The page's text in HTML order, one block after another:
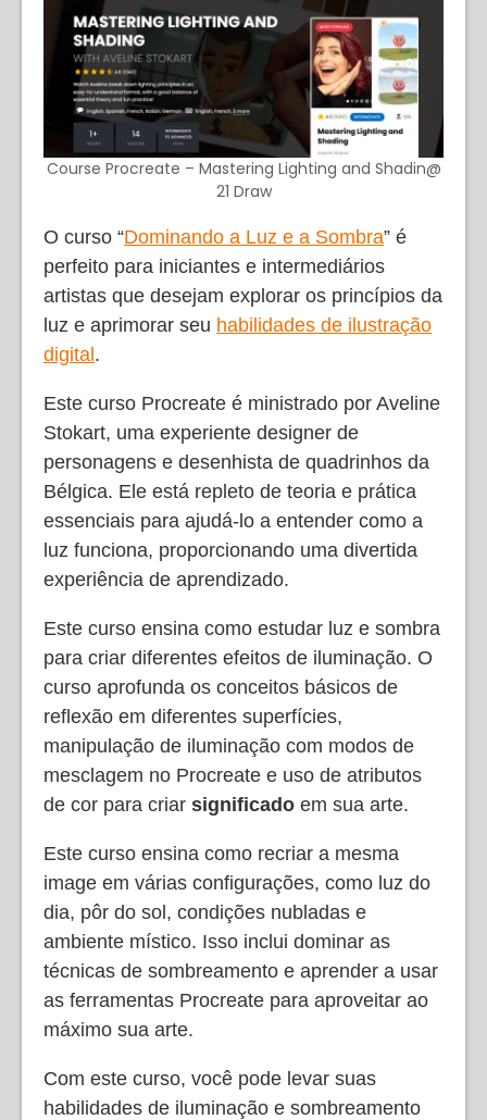
Course Procreate – Mastering Lighting and Shadin@
21 Draw
O curso “Dominando a Luz e a Sombra” é
perfeito para iniciantes e intermediários
artistas que desejam explorar os princípios da
luz e aprimorar seu habilidades de ilustração
digital.
Este curso Procreate é ministrado por Aveline
Stokart, uma experiente designer de
personagens e desenhista de quadrinhos da
Bélgica. Ele está repleto de teoria e prática
essenciais para ajudá-lo a entender como a
luz funciona, proporcionando uma divertida
experiência de aprendizado.
Este curso ensina como estudar luz e sombra
para criar diferentes efeitos de iluminação. O
curso aprofunda os conceitos básicos de
reflexão em diferentes superfícies,
manipulação de iluminação com modos de
mesclagem no Procreate e uso de atributos
de cor para criar significado em sua arte.
Este curso ensina como recriar a mesma
image em várias configurações, como luz do
dia, pôr do sol, condições nubladas e
ambiente místico. Isso inclui dominar as
técnicas de sombreamento e aprender a usar
as ferramentas Procreate para aproveitar ao
máximo sua arte.
Com este curso, você pode levar suas
habilidades de iluminação e sombreamento